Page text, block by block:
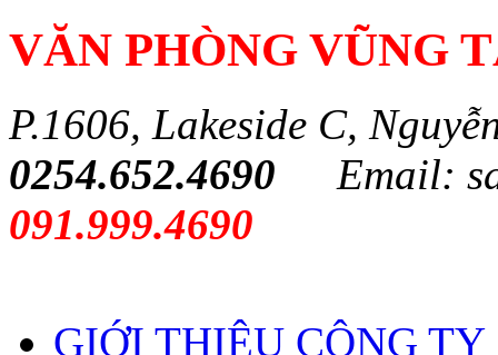
VĂN PHÒNG VŨNG
P.1606, Lakeside C,
0254.652.4690
Email:
091.999.4690
GIỚI THIỆU CÔNG TY